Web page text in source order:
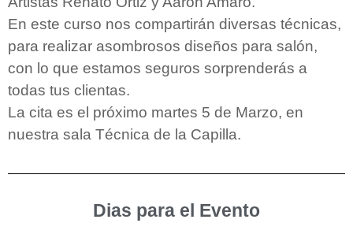
En este curso nos compartirán diversas técnicas,
para realizar asombrosos diseños para salón,
con lo que estamos seguros sorprenderás a
todas tus clientas.
La cita es el próximo martes 5 de Marzo, en
nuestra sala Técnica de la Capilla.
Dias para el Evento